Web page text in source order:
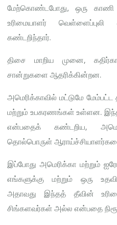
மேற்கொண்டபோது, ஒரு காணி
உரிமையாளர்
கண்டறிந்தார்.
திசை மாறிய முனை,
சான்றுகளை ஆதரிக்கின்றன.
அமெரிக்காவில் மட்டுமே
மற்றும் உபகரணங்கள் உள்ளன.
என்பதைக் கண்டறிய,
தொல்பொருள்
இப்போது அமெரிக்கா மற்றும்
எங்களுக்கு மற்றும் ஒரு
அதாவது இந்தத் தீவின்
சிங்களவர்கள் அல்ல என்பதை